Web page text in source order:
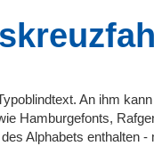
An ihm
Hamburgefonts,
Alphabets enthalten